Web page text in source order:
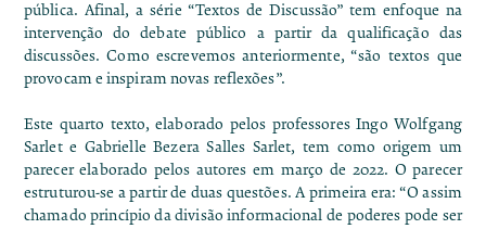
pública. Afinal, a série “Textos de Discussão” tem enfoque na
intervenção do debate público a partir da qualificação das
discussões. Como escrevemos anteriormente, “são textos que
provocam e inspiram novas reflexões”.
Este quarto texto, elaborado pelos professores Ingo Wolfgang
Sarlet e Gabrielle Bezera Salles Sarlet, tem como origem um
parecer elaborado pelos autores em março de 2022. O parecer
estruturou-se a partir de duas questões. A primeira era: “O assim
chamado princípio da divisão informacional de poderes pode ser